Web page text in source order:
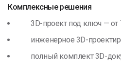
Комплексные решения
3D-проект под ключ — от
инженерное 3D-
полный комплект 3D-